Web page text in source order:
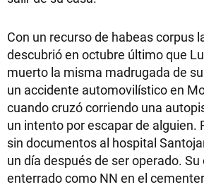
Con un recurso de habeas corpus
descubrió en octubre último que
muerto la misma madrugada de
un accidente automovilístico en
cuando cruzó corriendo una
un intento por escapar de alguien.
sin documentos al hospital
un día después de ser operado.
enterrado como NN en el